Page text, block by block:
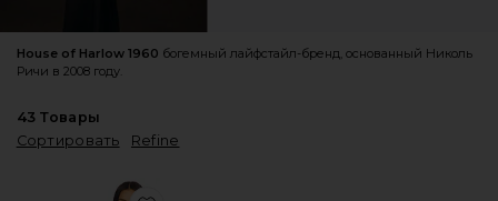
House of Harlow 1960 богемный лайфстайл-бренд, основанный Николь
Ричи в 2008 году.
43 Товары
Сортировать
Refine